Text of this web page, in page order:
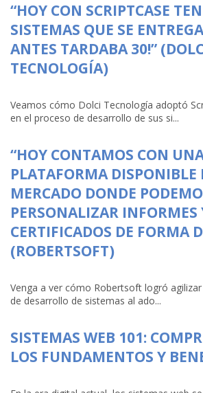
“HOY CON SCRIPTCASE
SISTEMAS QUE SE
ANTES TARDABA 30!”
TECNOLOGÍA)
Veamos cómo Dolci Tecnología adoptó
en el proceso de desarrollo de sus si...
“HOY CONTAMOS CON
PLATAFORMA DISPONIBLE
MERCADO DONDE
PERSONALIZAR INFORMES
CERTIFICADOS DE FORMA
(ROBERTSOFT)
Venga a ver cómo Robertsoft logró
de desarrollo de sistemas al ado...
SISTEMAS WEB 101:
LOS FUNDAMENTOS Y